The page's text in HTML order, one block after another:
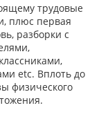
трудовые
плюс первая
разборки с
etc. Вплоть до
физического